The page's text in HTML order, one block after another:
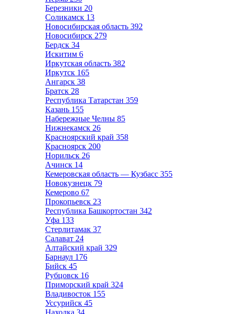
Березники 20
Соликамск 13
Новосибирская область 392
Новосибирск 279
Бердск 34
Искитим 6
Иркутская область 382
Иркутск 165
Ангарск 38
Братск 28
Республика Татарстан 359
Казань 155
Набережные Челны 85
Нижнекамск 26
Красноярский край 358
Красноярск 200
Норильск 26
Ачинск 14
Кемеровская область — Кузбасс 355
Новокузнецк 79
Кемерово 67
Прокопьевск 23
Республика Башкортостан 342
Уфа 133
Стерлитамак 37
Салават 24
Алтайский край 329
Барнаул 176
Бийск 45
Рубцовск 16
Приморский край 324
Владивосток 155
Уссурийск 45
Находка 34